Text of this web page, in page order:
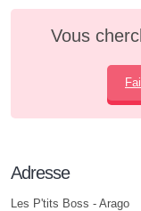
Vous
Adresse
Les P'tits Boss - Arago